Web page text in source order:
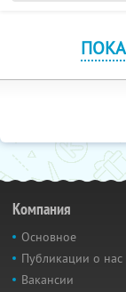
Компания
Основное
Публикации о нас
Вакансии